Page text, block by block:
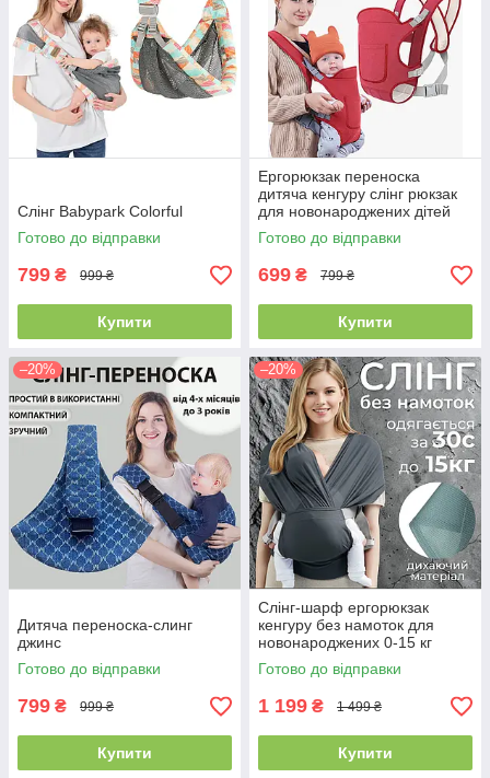
Слінг Babypark Colorful
Готово до відправки
799 ₴ 999 ₴
Купити
Ергорюкзак переноска
дитяча кенгуру слінг рюкзак
для новонароджених дітей
малюків до 15кг 4 положення
Baby Carrier червоний
Готово до відправки
699 ₴ 799 ₴
Купити
–20%
Дитяча переноска-слинг
джинс
Готово до відправки
799 ₴ 999 ₴
Купити
–20%
Слінг-шарф ергорюкзак
кенгуру без намоток для
новонароджених 0-15 кг
одягається за 30 секунд
літній дихаючий темно сірий
Готово до відправки
1 199 ₴ 1 499 ₴
Купити